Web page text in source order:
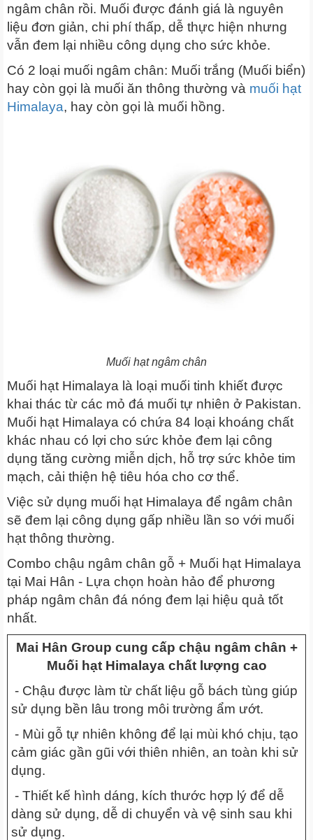
ngâm chân rồi. Muối được đánh giá là nguyên
liệu đơn giản, chi phí thấp, dễ thực hiện nhưng
vẫn đem lại nhiều công dụng cho sức khỏe.
Có 2 loại muối ngâm chân: Muối trắng (Muối biển)
hay còn gọi là muối ăn thông thường và muối hạt
Himalaya, hay còn gọi là muối hồng.
Muối hạt ngâm chân
Muối hạt Himalaya là loại muối tinh khiết được
khai thác từ các mỏ đá muối tự nhiên ở Pakistan.
Muối hạt Himalaya có chứa 84 loại khoáng chất
khác nhau có lợi cho sức khỏe đem lại công
dụng tăng cường miễn dịch, hỗ trợ sức khỏe tim
mạch, cải thiện hệ tiêu hóa cho cơ thể.
Việc sử dụng muối hạt Himalaya để ngâm chân
sẽ đem lại công dụng gấp nhiều lần so với muối
hạt thông thường.
Combo chậu ngâm chân gỗ + Muối hạt Himalaya
tại Mai Hân - Lựa chọn hoàn hảo để phương
pháp ngâm chân đá nóng đem lại hiệu quả tốt
nhất.
Mai Hân Group cung cấp chậu ngâm chân +
Muối hạt Himalaya chất lượng cao
- Chậu được làm từ chất liệu gỗ bách tùng giúp
sử dụng bền lâu trong môi trường ẩm ướt.
- Mùi gỗ tự nhiên không để lại mùi khó chịu, tạo
cảm giác gần gũi với thiên nhiên, an toàn khi sử
dụng.
- Thiết kế hình dáng, kích thước hợp lý để dễ
dàng sử dụng, dễ di chuyển và vệ sinh sau khi
sử dụng.